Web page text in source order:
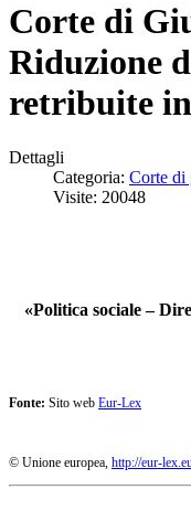
Corte di
Riduzione
retribuite
Dettagli
Categoria: Corte di
Visite: 20048
«Politica sociale –
Fonte: Sito web Eur-Lex
© Unione europea, http://eur-